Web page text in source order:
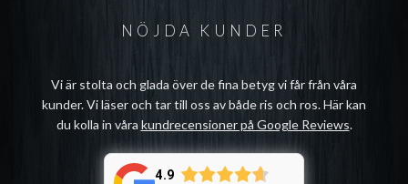
NÖJDA KUNDER
Vi är stolta och glada över de fina betyg vi får från våra
kunder. Vi läser och tar till oss av både ris och ros. Här kan
du kolla in våra kundrecensioner på Google Reviews.
4.9